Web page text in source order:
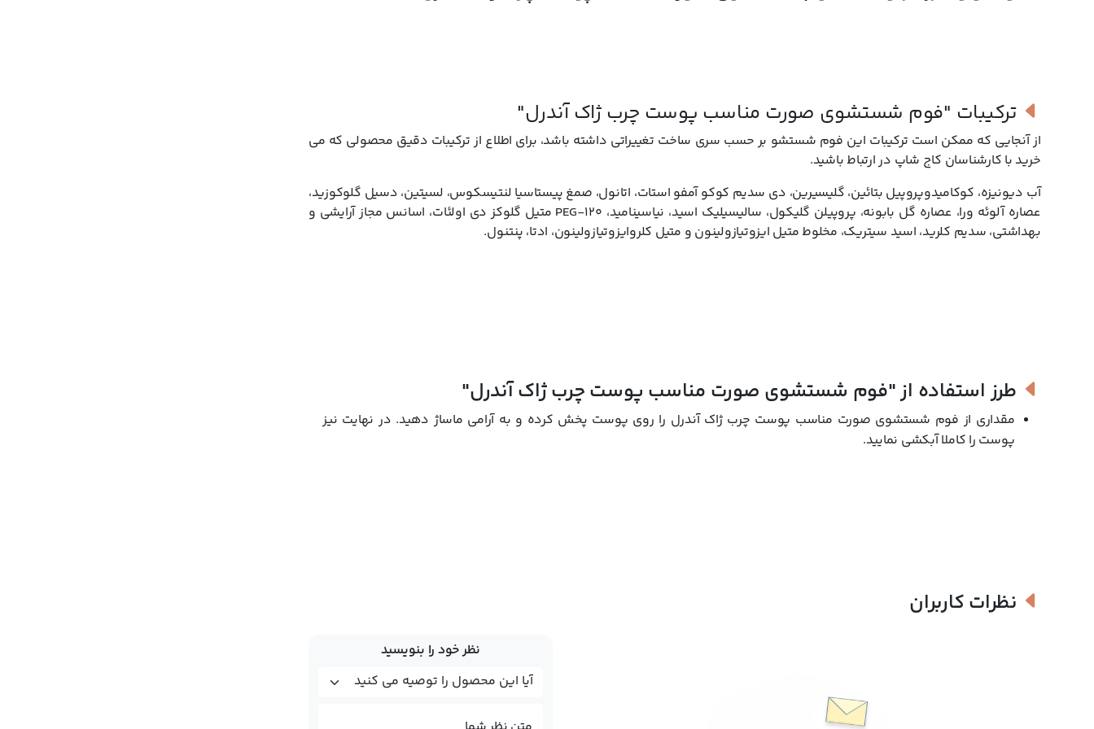
ترکیبات "فوم شستشوی صورت مناسب پوست چرب ژاک آندرل"
از آنجایی که ممکن است ترکیبات این فوم شستشو بر حسب سری ساخت تغییراتی داشته باشد، برای اطلاع از ترکیبات دقیق محصولی که می
خرید با کارشناسان کاج شاپ در ارتباط باشید.
آب دیونیزه، کوکامیدوپروپیل بتائین، گلیسیرین، دی سدیم کوکو آمفو استات، اتانول، صمغ پیستاسیا لنتیسکوس، لسیتین، دسیل گلوکوزید،
عصاره آلوئه ورا، عصاره گل بابونه، پروپیلن گلیکول، سالیسیلیک اسید، نیاسینامید، PEG-120 متیل گلوکز دی اولئات، اسانس مجاز آرایشی و
بهداشتی، سدیم کلرید، اسید سیتریک، مخلوط متیل ایزوتیازولینون و متیل کلروایزوتیازولینون، ادتا، پنتنول.
طرز استفاده از"فوم شستشوی صورت مناسب پوست چرب ژاک آندرل"
مقداری از فوم شستشوی صورت مناسب پوست چرب ژاک آندرل را روی پوست پخش کرده و به آرامی ماساژ دهید. در نهایت نیز
پوست را کاملا آبکشی نمایید.
نظرات کاربران
نظر خود را بنویسید